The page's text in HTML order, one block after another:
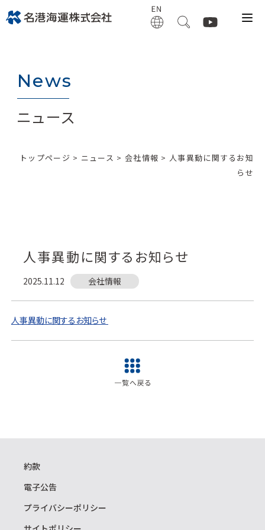
News
ニュース
トップページ > ニュース > 会社情報 > 人事異動に関するお知
らせ
人事異動に関するお知らせ
2025.11.12 会社情報
人事異動に関するお知らせ
約款
電子公告
プライバシーポリシー